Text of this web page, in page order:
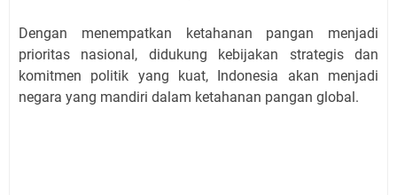
Dengan menempatkan ketahanan pangan menjadi
prioritas nasional, didukung kebijakan strategis dan
komitmen politik yang kuat, Indonesia akan menjadi
negara yang mandiri dalam ketahanan pangan global.